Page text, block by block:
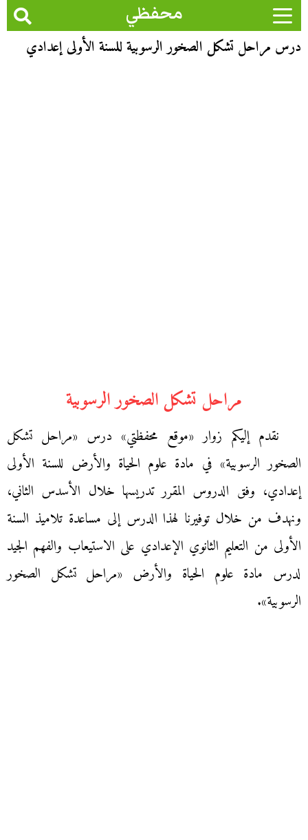
محفظي
درس مراحل تشكل الصخور الرسوبية للسنة الأولى إعدادي
مراحل تشكل الصخور الرسوبية
نقدم إليكم زوار «موقع محفظتي» درس «مراحل تشكل
الصخور الرسوبية» في مادة علوم الحياة والأرض للسنة الأولى
إعدادي، وفق الدروس المقرر تدريسها خلال الأسدس الثاني،
ونهدف من خلال توفيرنا لهذا الدرس إلى مساعدة تلاميذ السنة
الأولى من التعليم الثانوي الإعدادي على الاستيعاب والفهم الجيد
لدرس مادة علوم الحياة والأرض «مراحل تشكل الصخور
الرسوبية».